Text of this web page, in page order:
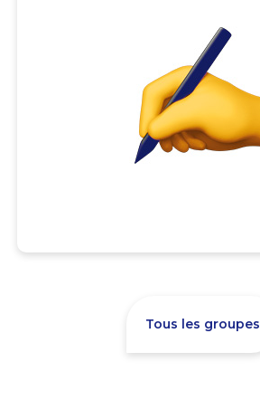
Tous les groupes